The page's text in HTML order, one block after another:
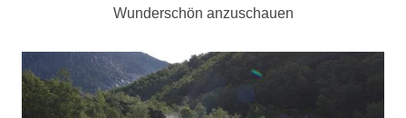
Wunderschön anzuschauen